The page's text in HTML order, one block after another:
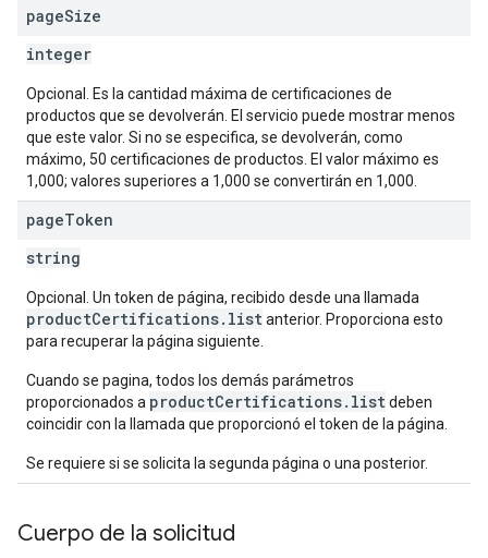
pageSize
integer
Opcional. Es la cantidad máxima de certificaciones de
productos que se devolverán. El servicio puede mostrar menos
que este valor. Si no se especifica, se devolverán, como
máximo, 50 certificaciones de productos. El valor máximo es
1,000; valores superiores a 1,000 se convertirán en 1,000.
pageToken
string
Opcional. Un token de página, recibido desde una llamada
productCertifications.listanterior. Proporciona esto
para recuperar la página siguiente.
Cuando se pagina, todos los demás parámetros
proporcionados a productCertifications.listdeben
coincidir con la llamada que proporcionó el token de la página.
Se requiere si se solicita la segunda página o una posterior.
Cuerpo de la solicitud